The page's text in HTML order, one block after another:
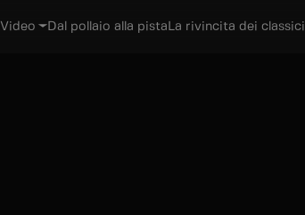
Video Dal pollaio alla pista La rivincita dei classici